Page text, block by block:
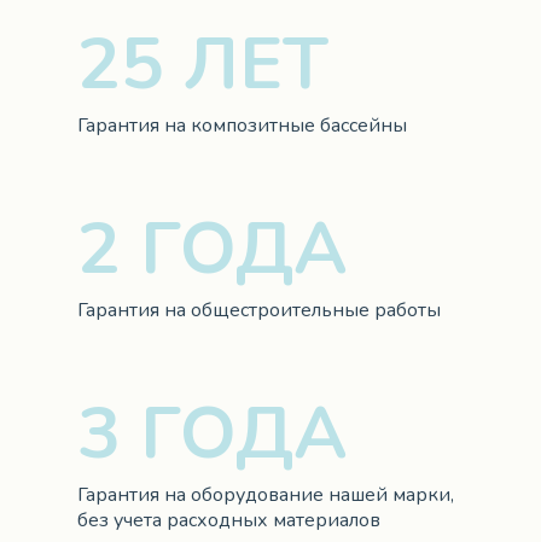
25 ЛЕТ
Гарантия на композитные бассейны
2 ГОДА
Гарантия на общестроительные работы
3 ГОДА
Гарантия на оборудование нашей марки,
без учета расходных материалов